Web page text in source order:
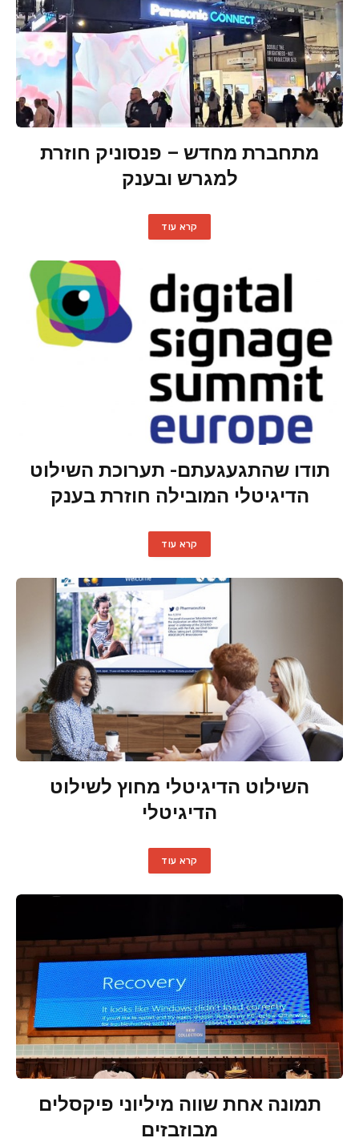
מתחברת מחדש – פנסוניק חוזרת
למגרש ובענק
קרא עוד
תודו שהתגעגעתם- תערוכת השילוט
הדיגיטלי המובילה חוזרת בענק
קרא עוד
השילוט הדיגיטלי מחוץ לשילוט
הדיגיטלי
קרא עוד
תמונה אחת שווה מיליוני פיקסלים
מבוזבזים